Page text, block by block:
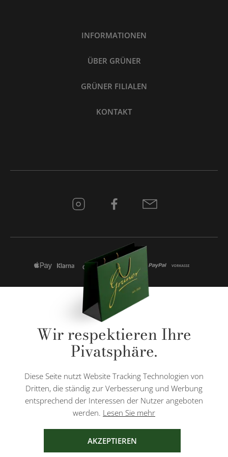
INFORMATIONEN
ÜBER GRÜNER
GRÜNER FILIALEN
KONTAKT
* Alle Preise inkl. gesetzl. Mehrwertsteuer zzgl.
Nachnahmegebühren, wenn nicht anders angegeben.
Diese Website ist durch reCAPTCHA geschützt und es gelten die
Wir respektieren Ihre
Pivatsphäre.
Diese Seite nutzt Website Tracking Technologien von
Dritten, die ständig zur Verbesserung und Werbung
entsprechend der Interessen der Nutzer angeboten
werden. Lesen Sie mehr
AKZEPTIEREN